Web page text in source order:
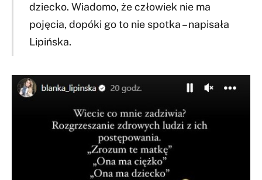
dziecko. Wiadomo, że człowiek nie ma
pojęcia, dopóki go to nie spotka – napisała
Lipińska.